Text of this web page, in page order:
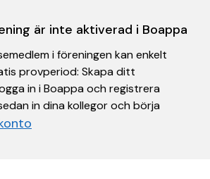
är inte aktiverad i Boappa
i föreningen kan enkelt
provperiod: Skapa ditt
in i Boappa och registrera
in dina kollegor och börja